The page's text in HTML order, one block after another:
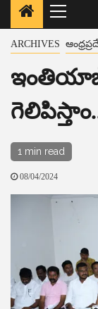
Menu
ARCHIVES
1 min read
08/04/2024